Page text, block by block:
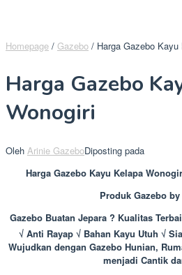
Homepage / Gazebo / Harga Gazebo
Harga Gazebo
Wonogiri
Oleh Arinie GazeboDiposting pada
Harga Gazebo Kayu Kelapa
Produk Gazebo by
Gazebo Buatan Jepara ? Kualitas
√ Anti Rayap √ Bahan Kayu Utuh √
Wujudkan dengan Gazebo Hunian,
menjadi Cantik